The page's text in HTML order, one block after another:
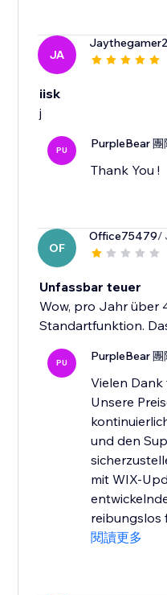
JA
iisk
j
PU PurpleBear 團
Thank You !
OF
Office75479/
Unfassbar teuer
Wow, pro Jahr über
Standartfunktion.
PU PurpleBear 團
Vielen Dank
Unsere
und den
mit WIX-
reibungslos
閱讀更多